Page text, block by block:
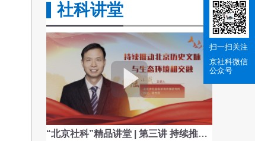
社科讲堂
“北京社科”精品讲堂 | 第三讲 持续推动北京历史文脉与生态环境相交融
扫一扫关注
京社科微信
公众号